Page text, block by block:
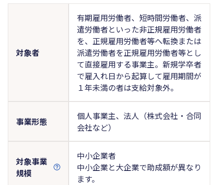
対象者
有期雇用労働者、短時間労働者、派
遣労働者といった非正規雇用労働者
を、正規雇用労働者等へ転換または
派遣労働者を正規雇用労働者等とし
て直接雇用する事業主。新規学卒者
で雇入れ日から起算して雇用期間が
１年未満の者は支給対象外。
事業形態
個人事業主、法人（株式会社・合同
会社など）
対象事業
規模
中小企業者
中小企業と大企業で助成額が異なり
ます。